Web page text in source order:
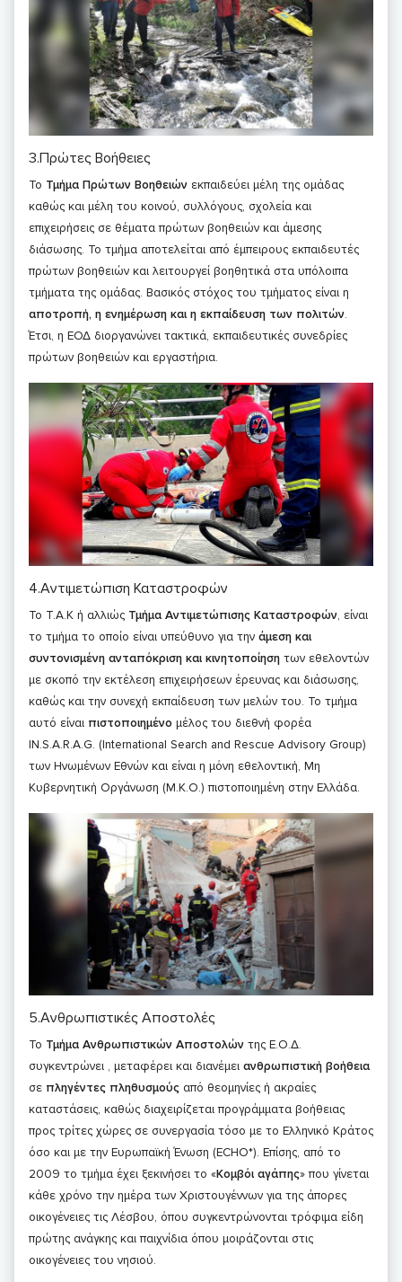
3.Πρώτες Βοήθειες
Το Τμήμα Πρώτων Βοηθειών εκπαιδεύει μέλη της ομάδας
καθώς και μέλη του κοινού, συλλόγους, σχολεία και
επιχειρήσεις σε θέματα πρώτων βοηθειών και άμεσης
διάσωσης. Το τμήμα αποτελείται από έμπειρους εκπαιδευτές
πρώτων βοηθειών και λειτουργεί βοηθητικά στα υπόλοιπα
τμήματα της ομάδας. Βασικός στόχος του τμήματος είναι η
αποτροπή, η ενημέρωση και η εκπαίδευση των πολιτών.
Έτσι, η ΕΟΔ διοργανώνει τακτικά, εκπαιδευτικές συνεδρίες
πρώτων βοηθειών και εργαστήρια.
4.Αντιμετώπιση Καταστροφών
Το T.A.K ή αλλιώς Τμήμα Αντιμετώπισης Καταστροφών, είναι
το τμήμα το οποίο είναι υπεύθυνο για την άμεση και
συντονισμένη ανταπόκριση και κινητοποίηση των εθελοντών
με σκοπό την εκτέλεση επιχειρήσεων έρευνας και διάσωσης,
καθώς και την συνεχή εκπαίδευση των μελών του. Το τμήμα
αυτό είναι πιστοποιημένο μέλος του διεθνή φορέα
IN.S.A.R.A.G. (International Search and Rescue Advisory Group)
των Ηνωμένων Εθνών και είναι η μόνη εθελοντική, Μη
Κυβερνητική Οργάνωση (Μ.Κ.Ο.) πιστοποιημένη στην Ελλάδα.
5.Ανθρωπιστικές Αποστολές
Το Τμήμα Ανθρωπιστικών Αποστολών της Ε.Ο.Δ.
συγκεντρώνει , μεταφέρει και διανέμει ανθρωπιστική βοήθεια
σε πληγέντες πληθυσμούς από θεομηνίες ή ακραίες
καταστάσεις, καθώς διαχειρίζεται προγράμματα βοήθειας
προς τρίτες χώρες σε συνεργασία τόσο με το Ελληνικό Κράτος
όσο και με την Ευρωπαϊκή Ένωση (ECHO*). Επίσης, από το
2009 το τμήμα έχει ξεκινήσει το «Κομβόι αγάπης» που γίνεται
κάθε χρόνο την ημέρα των Χριστουγέννων για της άπορες
οικογένειες τις Λέσβου, όπου συγκεντρώνονται τρόφιμα είδη
πρώτης ανάγκης και παιχνίδια όπου μοιράζονται στις
οικογένειες του νησιού.